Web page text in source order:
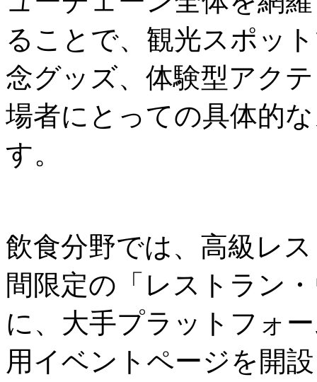
ることで、観光スポッ
念グッズ、体験型アク
場者にとっての具体的
す。
飲食分野では、高級レ
間限定の「レストラン
に、大手プラットフォ
用イベントページを開